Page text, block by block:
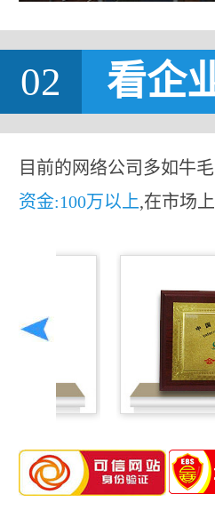
02 看企
目前的网络公司多如牛
资金:100万以上,在市场